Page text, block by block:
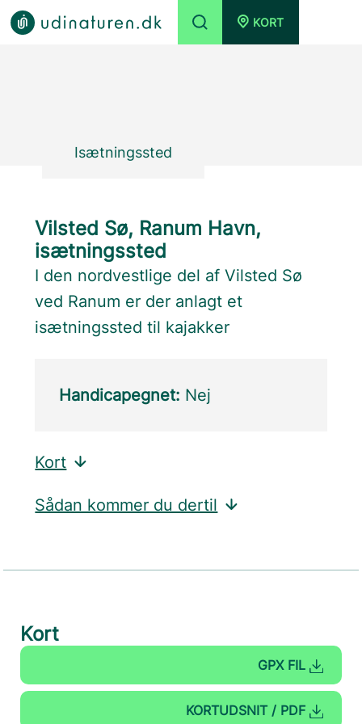
KORT
Isætningssted
Vilsted Sø, Ranum Havn,
isætningssted
I den nordvestlige del af Vilsted Sø
ved Ranum er der anlagt et
isætningssted til kajakker
Handicapegnet: Nej
Kort
Sådan kommer du dertil
Kort
GPX FIL
KORTUDSNIT / PDF